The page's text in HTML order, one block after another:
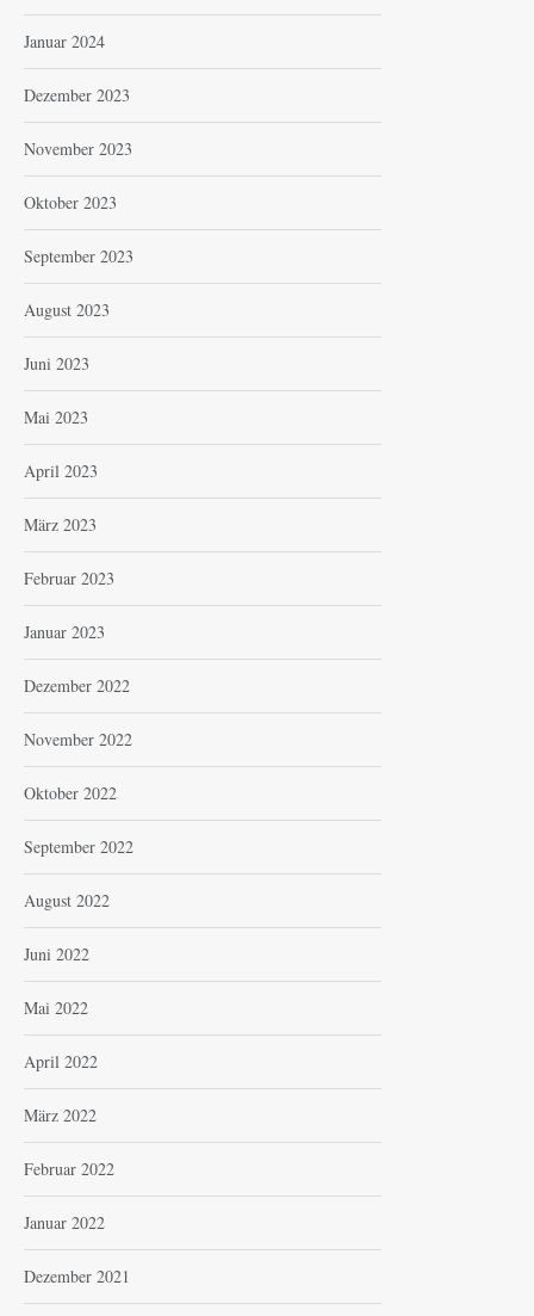
Januar 2024
Dezember 2023
November 2023
Oktober 2023
September 2023
August 2023
Juni 2023
Mai 2023
April 2023
März 2023
Februar 2023
Januar 2023
Dezember 2022
November 2022
Oktober 2022
September 2022
August 2022
Juni 2022
Mai 2022
April 2022
März 2022
Februar 2022
Januar 2022
Dezember 2021